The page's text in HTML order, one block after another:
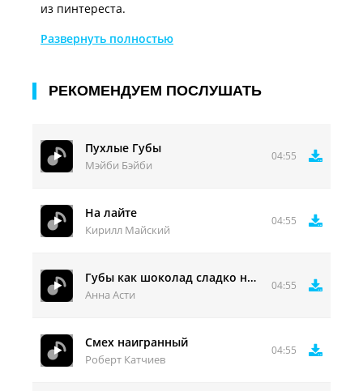
из пинтереста.
типа костра.
Развернуть полностью
РЕКОМЕНДУЕМ ПОСЛУШАТЬ
Пухлые Губы
Мэйби Бэйби
04:55
На лайте
Кирилл Майский
04:55
Губы как шоколад сладко немыслимо
Анна Асти
04:55
Смех наигранный
Роберт Катчиев
04:55